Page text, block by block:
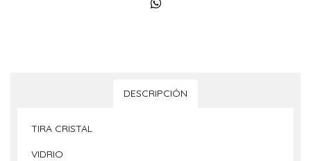
DESCRIPCIÓN
TIRA CRISTAL
VIDRIO